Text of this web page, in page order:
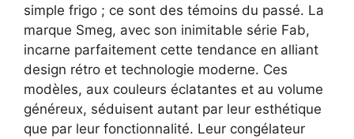
simple frigo ; ce sont des témoins du passé. La
marque Smeg, avec son inimitable série Fab,
incarne parfaitement cette tendance en alliant
design rétro et technologie moderne. Ces
modèles, aux couleurs éclatantes et au volume
généreux, séduisent autant par leur esthétique
que par leur fonctionnalité. Leur congélateur